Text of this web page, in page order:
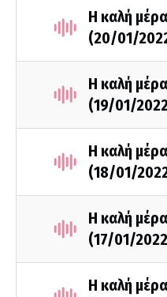
Η καλή
(20/01/
Η καλή
(19/01/
Η καλή
(18/01/
Η καλή
(17/01/
Η καλή